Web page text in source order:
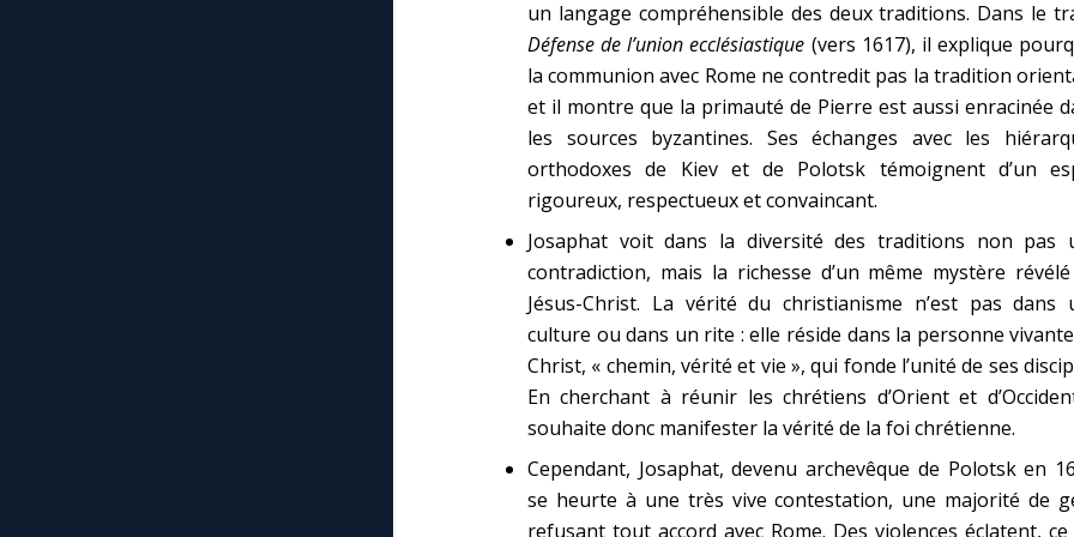
un langage compréhensible des deux traditions. Dans le
Défense de l’union ecclésiastique (vers 1617), il explique
la communion avec Rome ne contredit pas la tradition
et il montre que la primauté de Pierre est aussi enracinée
les sources byzantines. Ses échanges avec les
orthodoxes de Kiev et de Polotsk témoignent d’un
rigoureux, respectueux et convaincant.
Josaphat voit dans la diversité des traditions non pas
contradiction, mais la richesse d’un même mystère
Jésus-Christ. La vérité du christianisme n’est pas dans
culture ou dans un rite : elle réside dans la personne
Christ, « chemin, vérité et vie », qui fonde l’unité de ses
En cherchant à réunir les chrétiens d’Orient et
souhaite donc manifester la vérité de la foi chrétienne.
Cependant, Josaphat, devenu archevêque de Polotsk en
se heurte à une très vive contestation, une majorité de
refusant tout accord avec Rome. Des violences éclatent,